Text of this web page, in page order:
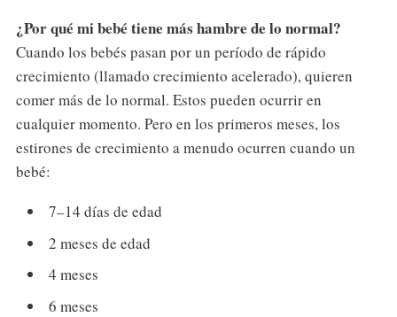
¿Por qué mi bebé tiene más hambre de lo normal?
Cuando los bebés pasan por un período de rápido
crecimiento (llamado crecimiento acelerado), quieren
comer más de lo normal. Estos pueden ocurrir en
cualquier momento. Pero en los primeros meses, los
estirones de crecimiento a menudo ocurren cuando un
bebé:
7–14 días de edad
2 meses de edad
4 meses
6 meses